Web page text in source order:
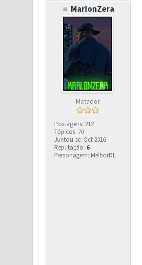
MarIonZera
Matador
Postagens: 212
Tópicos: 70
Juntou-se: Oct 2016
Reputação: 6
Personagem: MelhorDL